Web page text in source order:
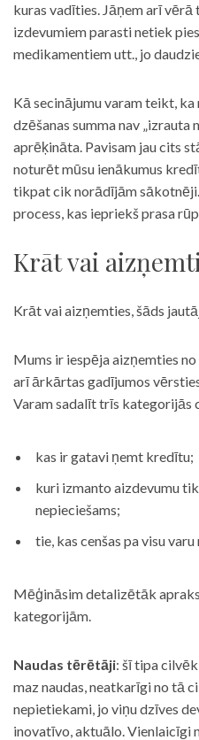
kuras vadīties. Jāņem arī vērā
izdevumiem parasti netiek
medikamentiem utt., jo
Kā secinājumu varam teikt,
dzēšanas summa nav „izrauta
aprēķināta. Pavisam jau cits
noturēt mūsu ienākumus
tikpat cik norādījām sākotnēji.
process, kas iepriekš prasa
Krāt vai
Krāt vai aizņemties, šāds
Mums ir iespēja aizņemties
arī ārkārtas gadījumos
Varam sadalīt trīs kategorijās
kas ir gatavi ņemt kredītu;
kuri izmanto aizdevumu
nepieciešams;
tie, kas cenšas pa visu
Mēģināsim detalizētāk
kategorijām.
Naudas tērētāji: šī tipa
maz naudas, neatkarīgi no tā
nepietiekami, jo viņu dzīves
inovatīvo, aktuālo. Vienlaicīgi